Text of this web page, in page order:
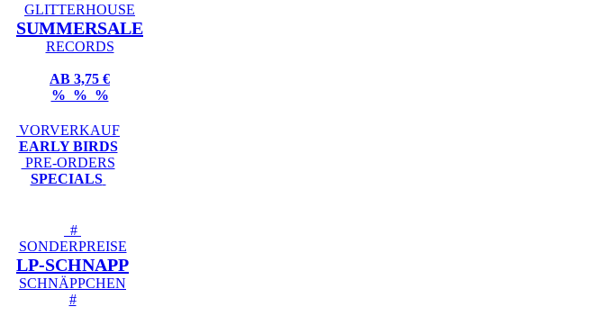
GLITTERHOUSE
SUMMERSALE
RECORDS
AB 3,75 €
% % %
VORVERKAUF
EARLY BIRDS
PRE-ORDERS
SPECIALS
#
SONDERPREISE
LP-SCHNAPP
SCHNÄPPCHEN
#